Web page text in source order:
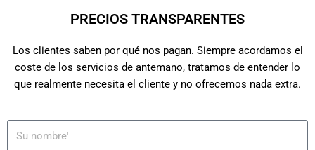
PRECIOS TRANSPARENTES
Los clientes saben por qué nos pagan. Siempre acordamos el
coste de los servicios de antemano, tratamos de entender lo
que realmente necesita el cliente y no ofrecemos nada extra.